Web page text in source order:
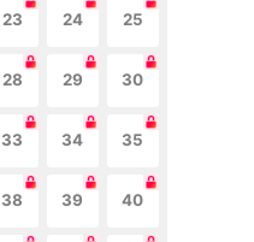
23 24 25
28 29 30
33 34 35
38 39 40